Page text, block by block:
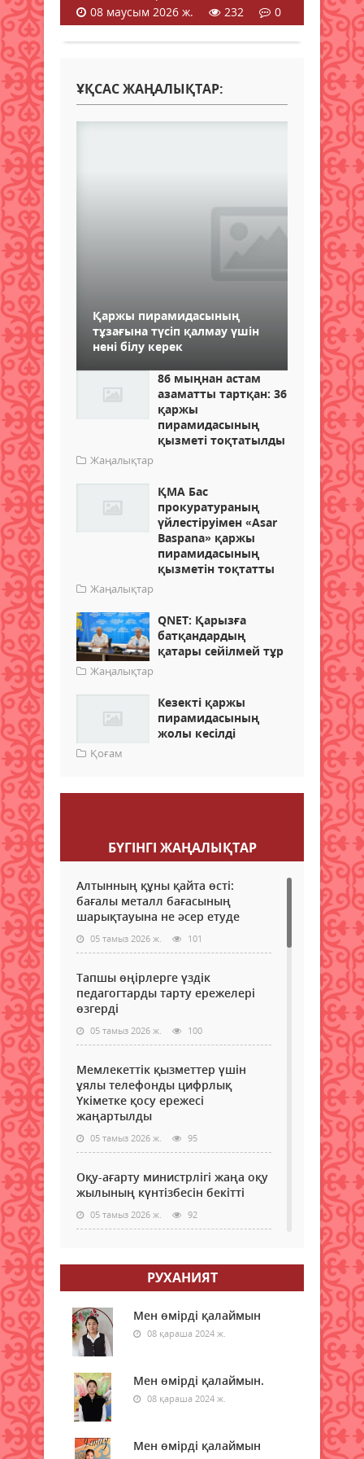
08 маусым 2026 ж.
232 0
ҰҚСАС ЖАҢАЛЫҚТАР:
Қаржы пирамидасының
тұзағына түсіп қалмау үшін
нені білу керек
86 мыңнан астам
азаматты тартқан: 36
қаржы
пирамидасының
қызметі тоқтатылды
Жаңалықтар
ҚМА Бас
прокуратураның
үйлестіруімен «Asar
Baspana» қаржы
пирамидасының
қызметін тоқтатты
Жаңалықтар
QNET: Қарызға
батқандардың
қатары сейілмей тұр
Жаңалықтар
Кезекті қаржы
пирамидасының
жолы кесілді
Қоғам
БҮГІНГI ЖАҢАЛЫҚТАР
Алтынның құны қайта өсті:
бағалы металл бағасының
шарықтауына не әсер етуде
05 тамыз 2026 ж. 101
Тапшы өңірлерге үздік
педагогтарды тарту ережелері
өзгерді
05 тамыз 2026 ж. 100
Мемлекеттік қызметтер үшін
ұялы телефонды цифрлық
Үкіметке қосу ережесі
жаңартылды
05 тамыз 2026 ж. 95
Оқу-ағарту министрлігі жаңа оқу
жылының күнтізбесін бекітті
05 тамыз 2026 ж. 92
күшейеді: төлемдерге цифрлық
қадағалау жүйесі енгізілмек
05 тамыз 2026 ж.
Донор мен реципиенттің
сәйкестігін бағалайтын AI қалай
жұмыс істейді
05 тамыз 2026 ж. 95
Қазақстанда 200-ден астам
ресейлік телеарна тіркелген
РУХАНИЯТ
Мен өмірді қалаймын
08 қараша 2024 ж.
Мен өмірді қалаймын.
08 қараша 2024 ж.
Мен өмірді қалаймын